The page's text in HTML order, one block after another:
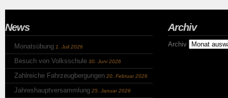
News
Monatsübung 1. Juli 2026
Besuch von Volksschule 30. Juni 2026
Zahlreiche Fahrzeugbergungen 20. Februar 2026
Jahreshauptversammlung 25. Januar 2026
Archiv
Archiv